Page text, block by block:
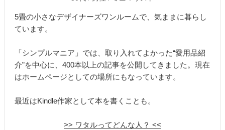
5畳の小さなデザイナーズワンルームで、気ままに暮らし
ています。
「シンプルマニア」では、取り入れてよかった“愛用品紹
介”を中心に、400本以上の記事を公開してきました。現在
はホームページとしての場所にもなっています。
最近はKindle作家として本を書くことも。
>> ワタルってどんな人？ <<